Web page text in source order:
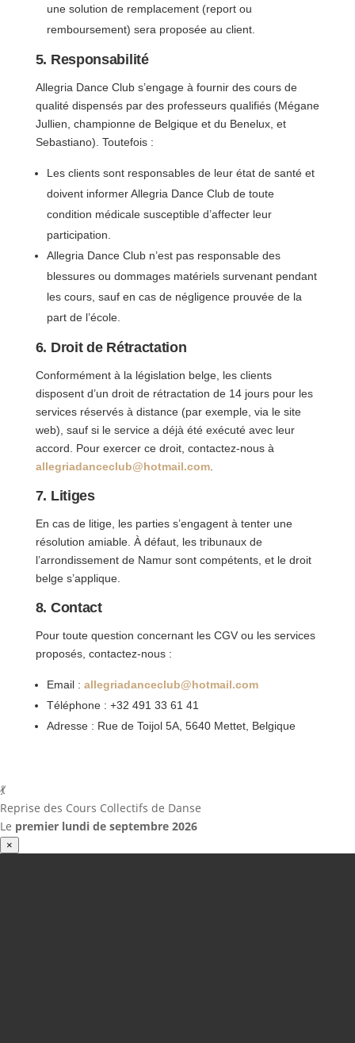
une solution de remplacement (report ou
remboursement) sera proposée au client.
5. Responsabilité
Allegria Dance Club s’engage à fournir des cours de
qualité dispensés par des professeurs qualifiés (Mégane
Jullien, championne de Belgique et du Benelux, et
Sebastiano). Toutefois :
Les clients sont responsables de leur état de santé et
doivent informer Allegria Dance Club de toute
condition médicale susceptible d’affecter leur
participation.
Allegria Dance Club n’est pas responsable des
blessures ou dommages matériels survenant pendant
les cours, sauf en cas de négligence prouvée de la
part de l’école.
6. Droit de Rétractation
Conformément à la législation belge, les clients
disposent d’un droit de rétractation de 14 jours pour les
services réservés à distance (par exemple, via le site
web), sauf si le service a déjà été exécuté avec leur
accord. Pour exercer ce droit, contactez-nous à
allegriadanceclub@hotmail.com.
7. Litiges
En cas de litige, les parties s’engagent à tenter une
résolution amiable. À défaut, les tribunaux de
l’arrondissement de Namur sont compétents, et le droit
belge s’applique.
8. Contact
Pour toute question concernant les CGV ou les services
proposés, contactez-nous :
Email : allegriadanceclub@hotmail.com
Téléphone : +32 491 33 61 41
Adresse : Rue de Toijol 5A, 5640 Mettet, Belgique
💃
Reprise des Cours Collectifs de Danse
Le premier lundi de septembre 2026
×